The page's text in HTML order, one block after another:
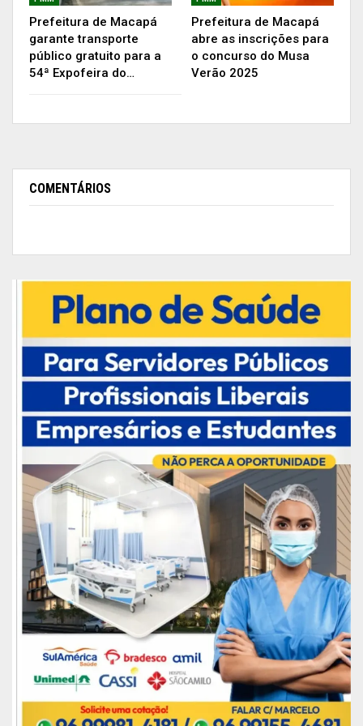
para favorecer estas oportunidades. “Eu fui
estagiária e sei da importância na vida pessoal e
acadêmica. Muitas vezes, os estudantes só tem
A iniciativa se deu através de um convênio
resultante da alteração da Lei Municipal nº
1.693/2009, de autoria do vereador Caetano
Bentes (Rede), que regula os valores a serem
pagos nos estágios remunerados de estudantes
na capital e dá outras providências.
A presidente executiva do INOVA, Fabíola Ribeiro,
pontua que com a lei foi possível realizar o
contrato com a Prefeitura de Macapá. “O instituto
existe há sete anos e o nosso objetivo é
encaminhar os jovens para o mercado de
trabalho. Com a pandemia, tivemos muitas
dificuldades em conseguir vagas para os nossos
estudantes. Agora, com esse convênio, abriremos
oportunidades”, finaliza.
Prefeitura de Macapá
garante transporte
público gratuito para a
54ª Expofeira do…
Prefeitura de Macapá
abre as inscrições para
o concurso do Musa
Verão 2025
COMENTÁRIOS